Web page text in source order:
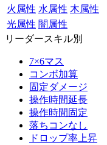
火属性 水属性 木属性
光属性 闇属性
リーダースキル別
7×6マス
コンボ加算
固定ダメージ
操作時間延長
操作時間固定
落ちコンなし
ドロップ率上昇